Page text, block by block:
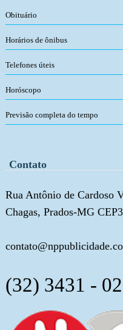
Obituário
Horários de ônibus
Telefones úteis
Horóscopo
Previsão completa do tempo
Contato
Rua Antônio de Cardoso
Chagas, Prados-MG
(32) 3431 -